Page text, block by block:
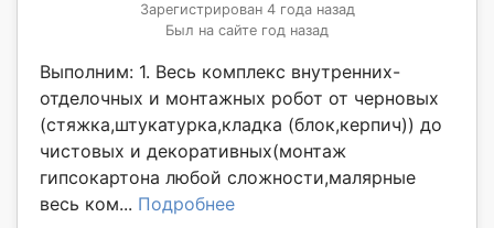
Зарегистрирован 4 года назад
Был на сайте год назад
Выполним: 1. Весь комплекс внутренних-
отделочных и монтажных робот от черновых
(стяжка,штукатурка,кладка (блок,керпич)) до
чистовых и декоративных(монтаж
гипсокартона любой сложности,малярные
весь ком... Подробнее